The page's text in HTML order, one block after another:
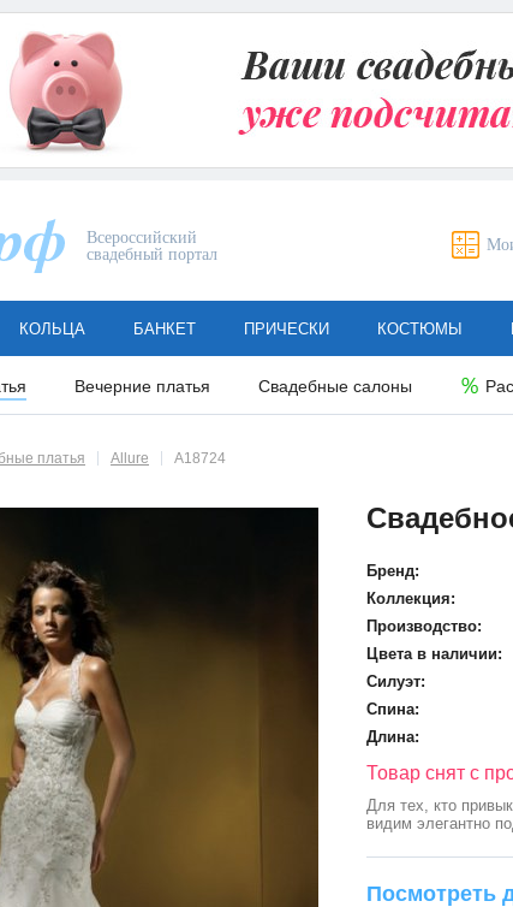
Всероссийский
свадебный портал
Вечерние платья Свадебные салоны
КОЛЬЦА БАНКЕТ ПРИЧЕСКИ КОСТЮМЫ
платья Allure A18724
Бренд:
Коллекция:
Производство:
Цвета в наличии:
Силуэт:
Спина:
Длина:
Товар снят с
Для тех, кто
видим элегантно
Посмотреть